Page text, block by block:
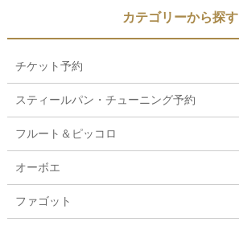
カテゴリーから探す
チケット予約
スティールパン・チューニング予約
フルート＆ピッコロ
オーボエ
ファゴット